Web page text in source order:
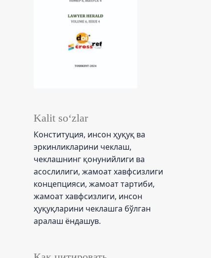
Kalit so‘zlar
Конституция, инсон ҳуқуқ ва
эркинликларини чеклаш,
чеклашнинг қонунийлиги ва
асослилиги, жамоат хавфсизлиги
концепцияси, жамоат тартиби,
жамоат хавфсизлиги, инсон
ҳуқуқларини чеклашга бўлган
аралаш ёндашув.